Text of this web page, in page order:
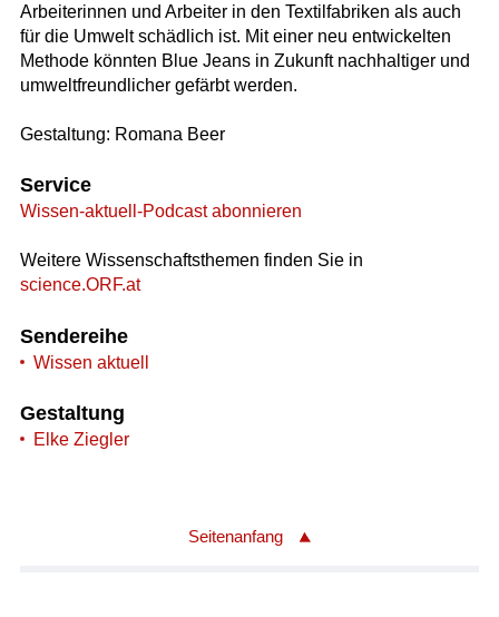
Arbeiterinnen und Arbeiter in den Textilfabriken als auch
für die Umwelt schädlich ist. Mit einer neu entwickelten
Methode könnten Blue Jeans in Zukunft nachhaltiger und
umweltfreundlicher gefärbt werden.
Gestaltung: Romana Beer
Service
Wissen-aktuell-Podcast abonnieren
Weitere Wissenschaftsthemen finden Sie in
science.ORF.at
Sendereihe
Wissen aktuell
Gestaltung
Elke Ziegler
Seitenanfang